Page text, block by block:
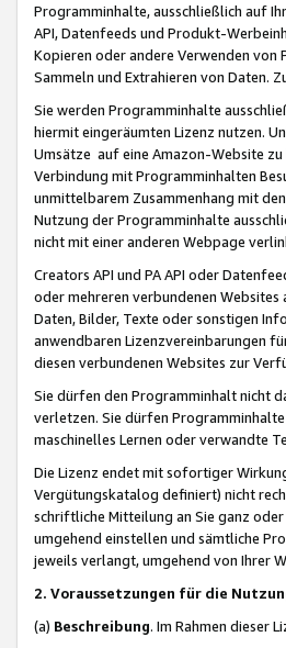
Programminhalte, ausschließlich auf
API, Datenfeeds und Produkt-
Kopieren oder andere Verwenden
Sammeln und Extrahieren von Daten.
Sie werden Programminhalte
hiermit eingeräumten Lizenz nutzen.
Umsätze auf eine Amazon-Website
Verbindung mit Programminhalten
unmittelbarem Zusammenhang mit
Nutzung der Programminhalte
nicht mit einer anderen Webpage
Creators API und PA API oder
oder mehreren verbundenen Websites
Daten, Bilder, Texte oder sonstigen
anwendbaren Lizenzvereinbarungen
diesen verbundenen Websites zur
Sie dürfen den Programminhalt nicht
verletzen. Sie dürfen
maschinelles Lernen oder verwandte
Die Lizenz endet mit sofortiger
Vergütungskatalog definiert) nicht
schriftliche Mitteilung an Sie ganz
umgehend einstellen und sämtliche
jeweils verlangt, umgehend von Ihrer
2. Voraussetzungen für die
(a) Beschreibung. Im Rahmen dieser